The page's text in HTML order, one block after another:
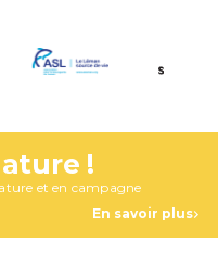
!
et en campagne
En savoir plus